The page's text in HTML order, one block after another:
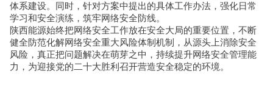
体系建设。同时，针对方案中提出的具体工作办法，强化日常
学习和安全演练，筑牢网络安全防线。
陕西能源始终把网络安全工作放在安全大局的重要位置，不断
健全防范化解网络安全重大风险体制机制，从源头上消除安全
风险，真正把问题解决在萌芽之中，持续提升网络安全管理能
力，为迎接党的二十大胜利召开营造安全稳定的环境。